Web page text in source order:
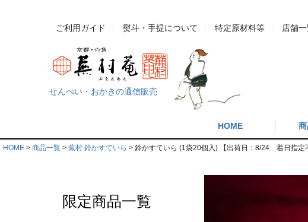
ご利用ガイド 熨斗・手提について 特定原材料等 店舗
せんべい・おかきの通信販売
HOME
HOME 商品一覧 蕪村 鈴かすていら 鈴かすていら (1袋20個入) 【出荷日：8/24 着日指定
限定商品一覧